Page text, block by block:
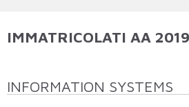
IMMATRICOLATI AA
INFORMATION SYSTEMS